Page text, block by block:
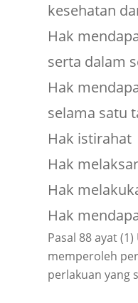
kesehatan
Hak
serta dalam
Hak
selama satu
Hak istirahat
Hak
Hak
Hak
Pasal 88 ayat
memperoleh
perlakuan yang